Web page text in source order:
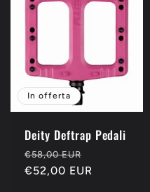
n
In offerta
Deity Deftrap Pedali
Prezzo
di
€58,00 EUR
scontato
€52,00 EUR